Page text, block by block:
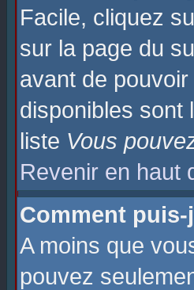
Facile, cliquez
sur la page du
avant de
disponibles
liste Vous
Revenir en haut
Comment
A moins que
pouvez